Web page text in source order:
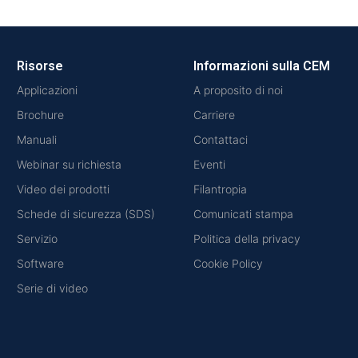
Risorse
Applicazioni
Brochure
Manuali
Webinar su richiesta
Video dei prodotti
Schede di sicurezza (SDS)
Servizio
Software
Serie di video
Informazioni sulla CEM
A proposito di noi
Carriere
Contattaci
Eventi
Filantropia
Comunicati stampa
Politica della privacy
Cookie Policy